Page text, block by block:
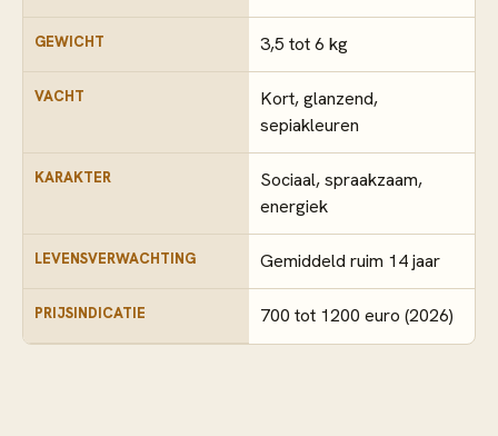
GEWICHT 3,5 tot 6 kg
VACHT
Kort, glanzend,
sepiakleuren
KARAKTER
Sociaal, spraakzaam,
energiek
LEVENSVERWACHTING Gemiddeld ruim 14 jaar
PRIJSINDICATIE 700 tot 1200 euro (2026)